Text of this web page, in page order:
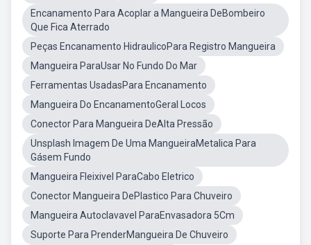
Encanamento Para Acoplar a Mangueira DeBombeiro
Que Fica Aterrado
Peças Encanamento HidraulicoPara Registro Mangueira
Mangueira ParaUsar No Fundo Do Mar
Ferramentas UsadasPara Encanamento
Mangueira Do EncanamentoGeral Locos
Conector Para Mangueira DeAlta Pressão
Unsplash Imagem De Uma MangueiraMetalica Para
Gásem Fundo
Mangueira Fleixivel ParaCabo Eletrico
Conector Mangueira DePlastico Para Chuveiro
Mangueira Autoclavavel ParaEnvasadora 5Cm
Suporte Para PrenderMangueira De Chuveiro